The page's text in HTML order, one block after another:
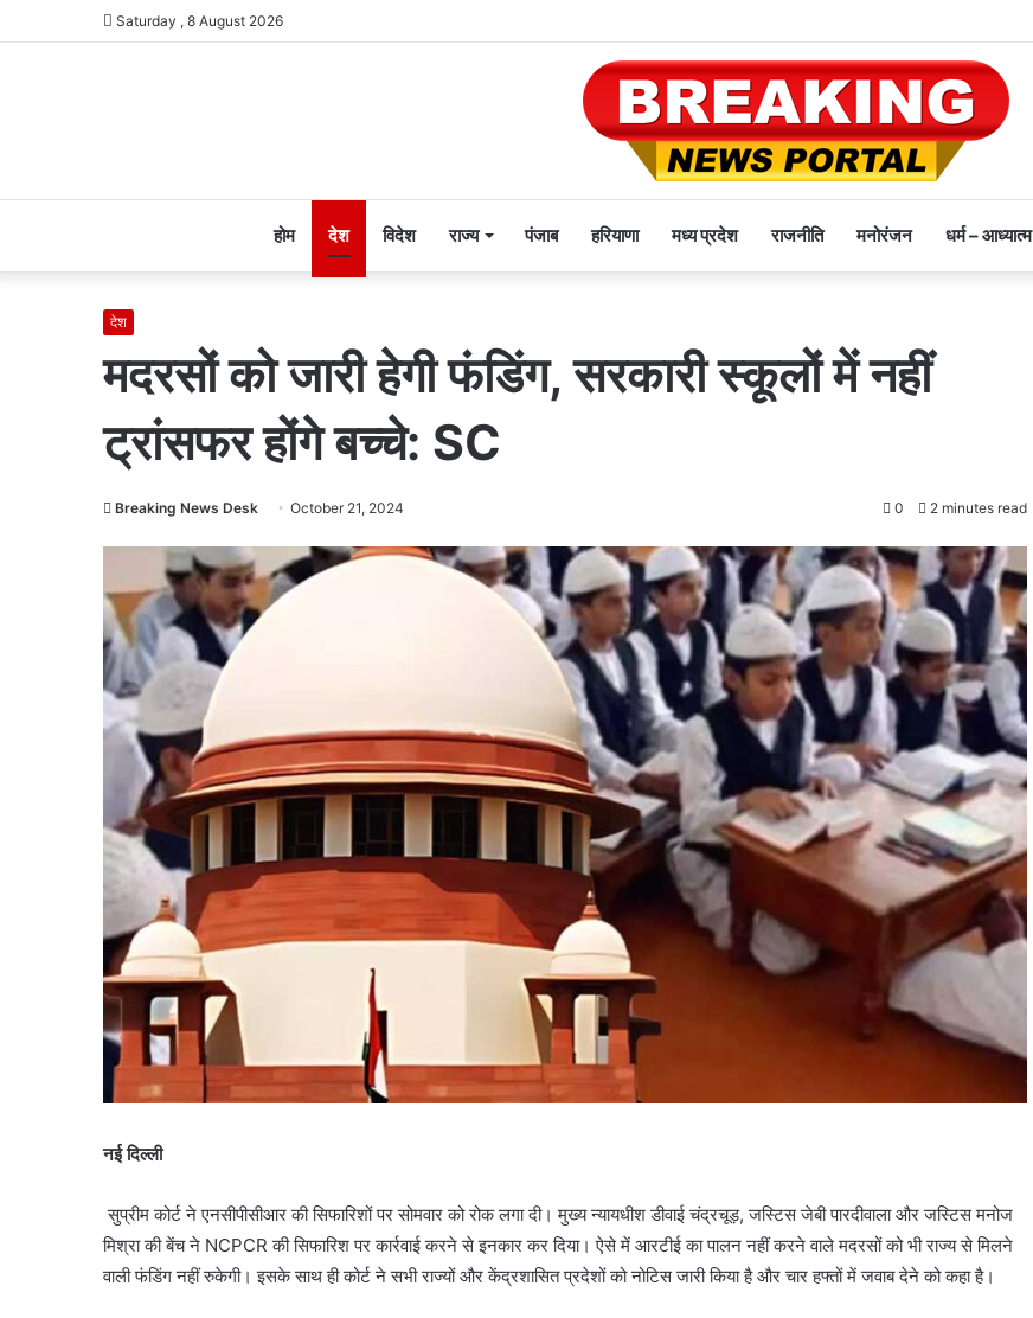
Saturday , 8 August 2026
होम देश विदेश राज्य पंजाब हरियाणा मध्य प्रदेश राजनीति मनोरंजन धर्म – आध्यात्म
देश
मदरसों को जारी हेगी फंडिंग, सरकारी स्कूलों में नहीं
ट्रांसफर होंगे बच्चे: SC
Breaking News Desk October 21, 2024 0 2 minutes read
नई दिल्ली
सुप्रीम कोर्ट ने एनसीपीसीआर की सिफारिशों पर सोमवार को रोक लगा दी। मुख्य न्यायधीश डीवाई चंद्रचूड़, जस्टिस जेबी पारदीवाला और जस्टिस मनोज
मिश्रा की बेंच ने NCPCR की सिफारिश पर कार्रवाई करने से इनकार कर दिया। ऐसे में आरटीई का पालन नहीं करने वाले मदरसों को भी राज्य से मिलने
वाली फंडिंग नहीं रुकेगी। इसके साथ ही कोर्ट ने सभी राज्यों और केंद्रशासित प्रदेशों को नोटिस जारी किया है और चार हफ्तों में जवाब देने को कहा है।